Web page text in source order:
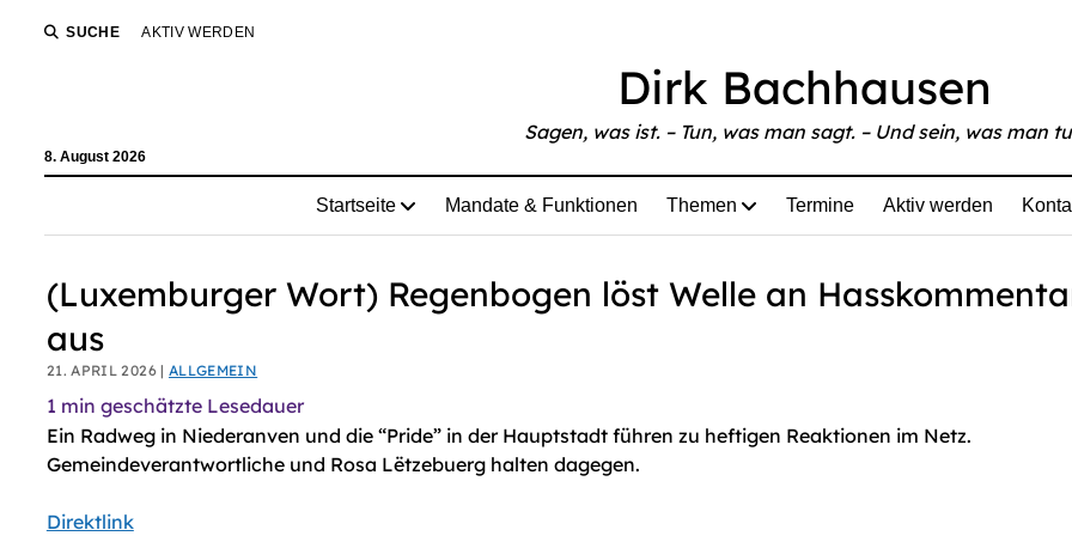
SUCHE AKTIV WERDEN
Dirk Bachhausen
8. August 2026
Sagen, was ist. – Tun, was man sagt. – Und sein, was man
Startseite Mandate & Funktionen Themen Termine Aktiv werden
(Luxemburger Wort) Regenbogen löst Welle an
aus
21. APRIL 2026 | ALLGEMEIN
1 min geschätzte Lesedauer
Ein Radweg in Niederanven und die “Pride” in der Hauptstadt führen zu heftigen Reaktionen im Netz.
Gemeindeverantwortliche und Rosa Lëtzebuerg halten dagegen.
Direktlink